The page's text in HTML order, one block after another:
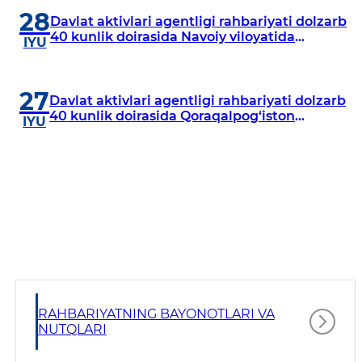
28
IYU
Davlat aktivlari agentligi rahbariyati dolzarb
40 kunlik doirasida Navoiy viloyatida
27
IYU
Davlat aktivlari agentligi rahbariyati dolzarb
40 kunlik doirasida Qoraqalpog‘iston
RAHBARIYATNING BAYONOTLARI VA
NUTQLARI